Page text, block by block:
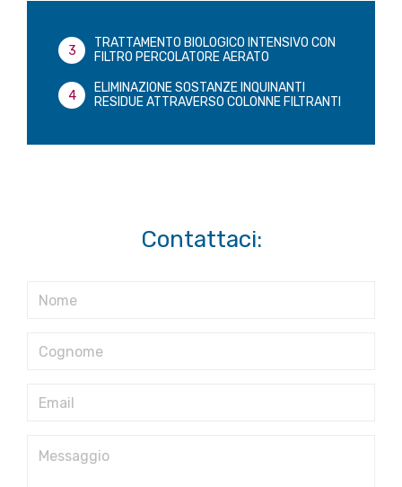
TRATTAMENTO BIOLOGICO INTENSIVO CON
FILTRO PERCOLATORE AERATO
ELIMINAZIONE SOSTANZE INQUINANTI
RESIDUE ATTRAVERSO COLONNE FILTRANTI
Contattaci: